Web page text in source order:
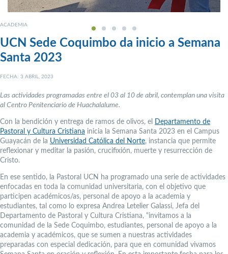
ACADEMIA
UCN Sede Coquimbo da inicio a Semana
Santa 2023
FECHA: 3 ABRIL, 2023
Las actividades programadas entre el 03 al 10 de abril, contemplan una visita
al Centro Penitenciario de Huachalalume.
Con la bendición y entrega de ramos de olivos, el
Departamento de
Pastoral y Cultura Cristiana inicia la Semana Santa 2023 en el Campus
Guayacán de la Universidad Católica del Norte, instancia que permite
reflexionar y meditar la pasión, crucifixión, muerte y resurrección de
Cristo.
En ese sentido, la Pastoral UCN ha programado una serie de actividades
enfocadas en toda la comunidad universitaria, con el objetivo que
participen académicos/as, personal de apoyo a la academia y
estudiantes, tal como lo expresa Andrea Letelier Galassi, Jefa del
Departamento de Pastoral y Cultura Cristiana, “invitamos a la
comunidad de la Sede Coquimbo, estudiantes, personal de apoyo a la
academia y académicos, que se sumen a nuestras actividades
preparadas con especial dedicación, para que en comunidad vivamos